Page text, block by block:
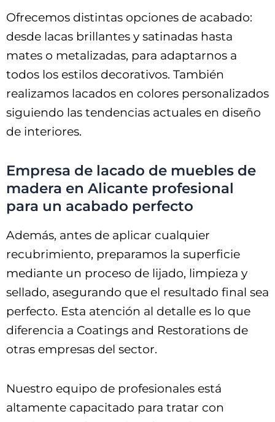
Ofrecemos distintas opciones de acabado:
desde lacas brillantes y satinadas hasta
mates o metalizadas, para adaptarnos a
todos los estilos decorativos. También
realizamos lacados en colores personalizados
siguiendo las tendencias actuales en diseño
de interiores.
Empresa de lacado de muebles de
madera en Alicante profesional
para un acabado perfecto
Además, antes de aplicar cualquier
recubrimiento, preparamos la superficie
mediante un proceso de lijado, limpieza y
sellado, asegurando que el resultado final sea
perfecto. Esta atención al detalle es lo que
diferencia a Coatings and Restorations de
otras empresas del sector.
Nuestro equipo de profesionales está
altamente capacitado para tratar con